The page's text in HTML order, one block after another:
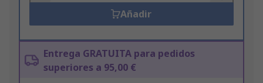
Añadir
Entrega GRATUITA para pedidos
superiores a 95,00 €